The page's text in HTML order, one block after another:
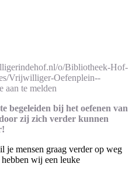
o/Bibliotheek-Hof-
Vrijwilliger-Oefenplein--
aan te melden
begeleiden bij het oefenen van
zij zich verder kunnen
je mensen graag verder op weg
wij een leuke